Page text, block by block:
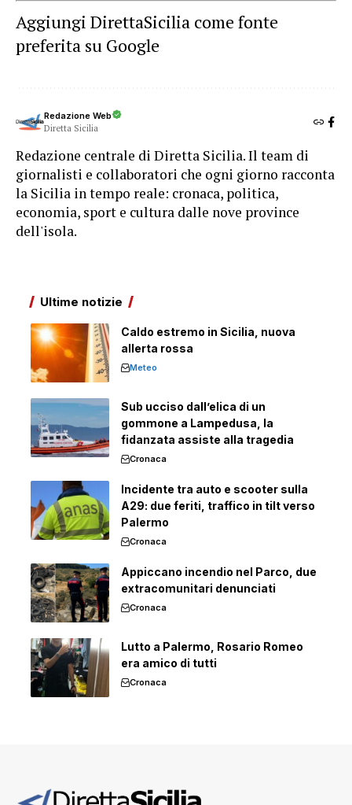
Aggiungi DirettaSicilia come fonte
preferita su Google
Redazione Web
Diretta Sicilia
Redazione centrale di Diretta Sicilia. Il team di
giornalisti e collaboratori che ogni giorno racconta
la Sicilia in tempo reale: cronaca, politica,
economia, sport e cultura dalle nove province
dell'isola.
Ultime notizie
Caldo estremo in Sicilia, nuova
allerta rossa
Meteo
Sub ucciso dall’elica di un
gommone a Lampedusa, la
fidanzata assiste alla tragedia
Cronaca
Incidente tra auto e scooter sulla
A29: due feriti, traffico in tilt verso
Palermo
Cronaca
Appiccano incendio nel Parco, due
extracomunitari denunciati
Cronaca
Lutto a Palermo, Rosario Romeo
era amico di tutti
Cronaca